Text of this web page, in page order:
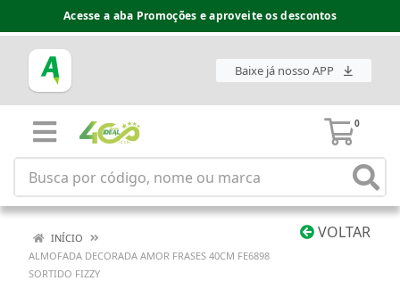
Acesse a aba Promoções e aproveite os descontos
Baixe já nosso APP
0
VOLTAR
INÍCIO
ALMOFADA DECORADA AMOR FRASES 40CM FE6898
SORTIDO FIZZY